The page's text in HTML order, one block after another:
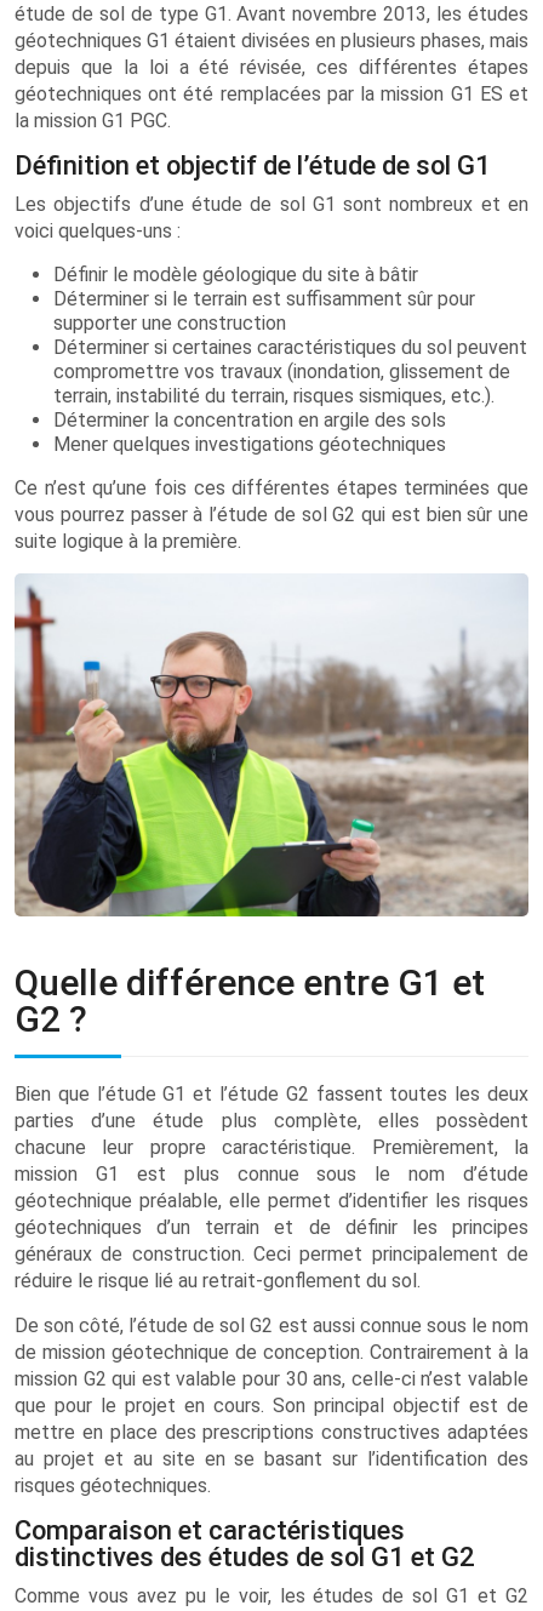
étude de sol de type G1. Avant novembre 2013, les études
géotechniques G1 étaient divisées en plusieurs phases, mais
depuis que la loi a été révisée, ces différentes étapes
géotechniques ont été remplacées par la mission G1 ES et
la mission G1 PGC.
Définition et objectif de l’étude de sol G1
Les objectifs d’une étude de sol G1 sont nombreux et en
voici quelques-uns :
Définir le modèle géologique du site à bâtir
Déterminer si le terrain est suffisamment sûr pour
supporter une construction
Déterminer si certaines caractéristiques du sol peuvent
compromettre vos travaux (inondation, glissement de
terrain, instabilité du terrain, risques sismiques, etc.).
Déterminer la concentration en argile des sols
Mener quelques investigations géotechniques
Ce n’est qu’une fois ces différentes étapes terminées que
vous pourrez passer à l’étude de sol G2 qui est bien sûr une
suite logique à la première.
Quelle différence entre G1 et
G2 ?
Bien que l’étude G1 et l’étude G2 fassent toutes les deux
parties d’une étude plus complète, elles possèdent
chacune leur propre caractéristique. Premièrement, la
mission G1 est plus connue sous le nom d’étude
géotechnique préalable, elle permet d’identifier les risques
géotechniques d’un terrain et de définir les principes
généraux de construction. Ceci permet principalement de
réduire le risque lié au retrait-gonflement du sol.
De son côté, l’étude de sol G2 est aussi connue sous le nom
de mission géotechnique de conception. Contrairement à la
mission G2 qui est valable pour 30 ans, celle-ci n’est valable
que pour le projet en cours. Son principal objectif est de
mettre en place des prescriptions constructives adaptées
au projet et au site en se basant sur l’identification des
risques géotechniques.
Comparaison et caractéristiques
distinctives des études de sol G1 et G2
Comme vous avez pu le voir, les études de sol G1 et G2